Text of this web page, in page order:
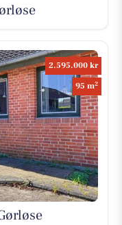
2.595.000 kr
95 m2